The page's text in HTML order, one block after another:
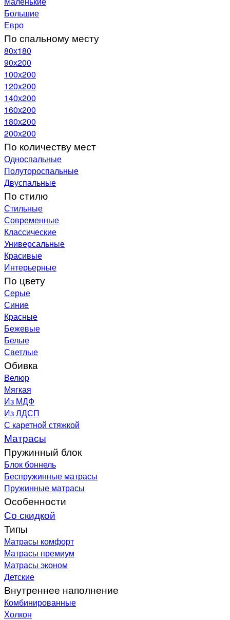
Большие
Евро
По спальному месту
80х180
90х200
100х200
120x200
140х200
160х200
180х200
200х200
По количеству мест
Односпальные
Полутороспальные
Двуспальные
По стилю
Стильные
Современные
Классические
Универсальные
Красивые
Интерьерные
По цвету
Серые
Синие
Красные
Бежевые
Белые
Светлые
Обивка
Велюр
Мягкая
Из МДФ
Из ЛДСП
С каретной стяжкой
Матрасы
Пружинный блок
Блок боннель
Беспружинные матрасы
Пружинные матрасы
Особенности
Со скидкой
Типы
Матрасы комфорт
Матрасы премиум
Матрасы эконом
Детские
Внутреннее наполнение
Комбинированные
Холкон